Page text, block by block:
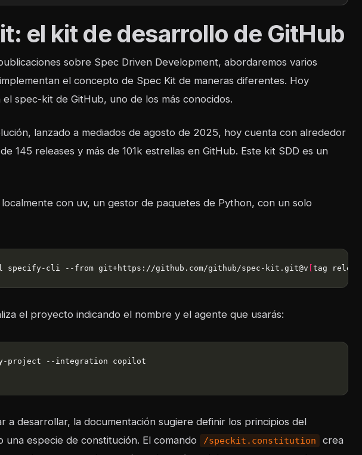
el kit de desarrollo de GitHub
sobre Spec Driven Development, abordaremos varios
el concepto de Spec Kit de maneras diferentes. Hoy
el spec-kit de GitHub, uno de los más conocidos.
lanzado a mediados de agosto de 2025, hoy cuenta con alrededor
145 releases y más de 101k estrellas en GitHub. Este kit SDD es un
con uv, un gestor de paquetes de Python, con un solo
cli --from git+https://github.com/github/spec-kit.git@v tag release
el proyecto indicando el nombre y el agente que usarás:
a desarrollar, la documentación sugiere definir los principios del
especie de constitución. El comando
/speckit.constitution
crea